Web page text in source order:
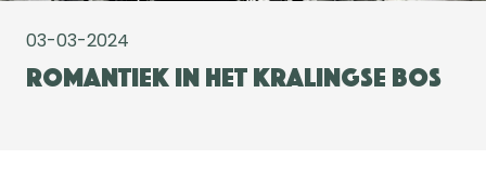
03-03-2024
Romantiek in het Kralingse Bos